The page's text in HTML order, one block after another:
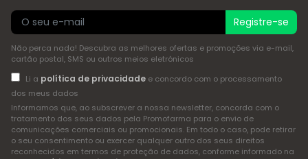
Registre-se
Não perca nada! Descubra as melhores ofertas e promoções via e-mail,
cartão postal, SMS ou outros meios eletrónicos
Li a política de privacidadee concordo com o processamento
dos meus dados
Informamos que, ao subscrever a nossa newsletter, concorda com o
tratamento dos seus dados pela Promofarma para o envio de
comunicações comerciais ou promocionais. Em todo o caso, pode retirar
o seu consentimento ou exercer qualquer outro dos seus direitos
reconhecidos em termos de proteção de dados, conforme informado na